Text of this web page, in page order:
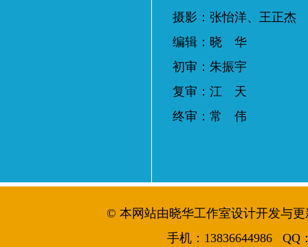
摄影：张怡洋、王正杰
编辑：晓 华
初审：朱振宇
复审：江 天
终审：常 伟
© 本网站由晓华工作室设计开发与更
手机：13836644986 QQ